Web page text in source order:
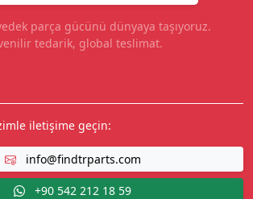
parça gücünü dünyaya taşıyoruz.
tedarik, global teslimat.
iletişime geçin:
info@findtrparts.com
+90 542 212 18 59